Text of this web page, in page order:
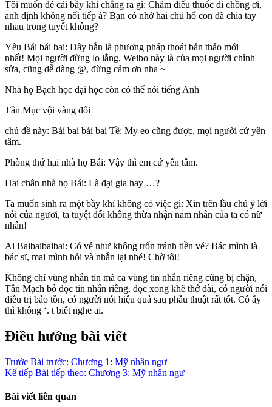
Tôi muốn đẻ cái bầy khỉ chẳng ra gì: Châm điếu thuốc đi chồng ơi,
anh định không nối tiếp à? Bạn có nhớ hai chú hổ con đã chia tay
nhau trong tuyết không?
Yêu Bái bái bai: Đây hẳn là phương pháp thoát bản thảo mới
nhất! Mọi người đừng lo lắng, Weibo này là của mọi người chỉnh
sửa, cũng dễ dàng @, đừng cảm ơn nha ~
Nhà họ Bạch học đại học còn có thể nói tiếng Anh
Tần Mục vội vàng đổi
chủ đề này: Bái bai bái bai Tề: My eo cũng được, mọi người cứ yên
tâm.
Phòng thứ hai nhà họ Bái: Vậy thì em cứ yên tâm.
Hai chân nhà họ Bái: Là đại gia hay …?
Ta muốn sinh ra một bầy khỉ không có việc gì: Xin trên lầu chú ý lời
nói của ngươi, ta tuyệt đối không thừa nhận nam nhân của ta có nữ
nhân!
Ai Baibaibaibai: Có vẻ như không trốn tránh tiền vé? Bác mình là
bác sĩ, mai mình hỏi và nhắn lại nhé! Chờ tôi!
Không chỉ vùng nhắn tin mà cả vùng tin nhắn riêng cũng bị chặn,
Tần Mạch bỏ đọc tin nhắn riêng, đọc xong khẽ thở dài, có người nói
điều trị bảo tồn, có người nói hiệu quả sau phẫu thuật rất tốt. Cô ấy
thì không ‘. t biết nghe ai.
Điều hướng bài viết
Trước Bài trước: Chương 1: Mỹ nhân ngư
Kế tiếp Bài tiếp theo: Chương 3: Mỹ nhân ngư
Bài viết liên quan